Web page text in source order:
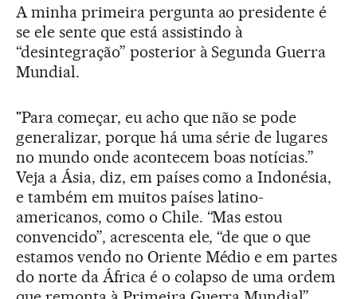
A minha primeira pergunta ao presidente é
se ele sente que está assistindo à
“desintegração” posterior à Segunda Guerra
Mundial.
"Para começar, eu acho que não se pode
generalizar, porque há uma série de lugares
no mundo onde acontecem boas notícias.”
Veja a Ásia, diz, em países como a Indonésia,
e também em muitos países latino-
americanos, como o Chile. “Mas estou
convencido”, acrescenta ele, “de que o que
estamos vendo no Oriente Médio e em partes
do norte da África é o colapso de uma ordem